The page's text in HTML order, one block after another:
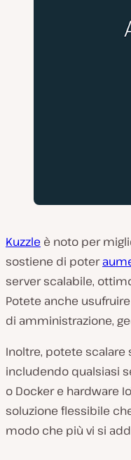
Kuzzle è noto per
sostiene di poter
server scalabile,
Potete anche
di amministrazione,
Inoltre, potete scalare
includendo qualsiasi
o Docker e hardware
soluzione flessibile
modo che più vi si